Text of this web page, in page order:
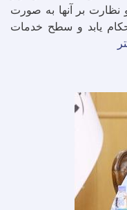
نظارت بر آنها به صورت
یابد و سطح خدمات